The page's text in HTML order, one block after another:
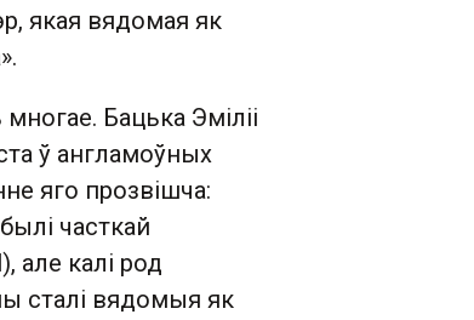
якая вядомая як
Бацька Эміліі
ў англамоўных
яго прозвішча:
часткай
але калі род
сталі вядомыя як